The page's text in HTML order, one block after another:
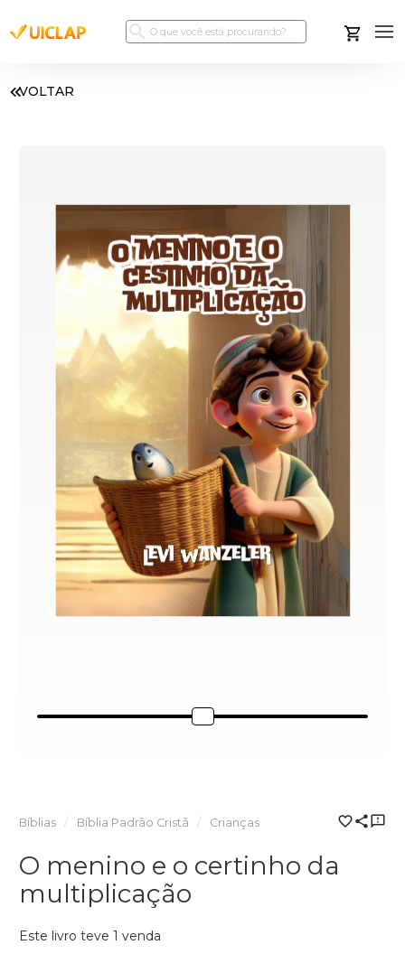
VOLTAR
Bíblias Bíblia Padrão Cristã Crianças
O menino e o certinho da
multiplicação
Este livro teve 1 venda